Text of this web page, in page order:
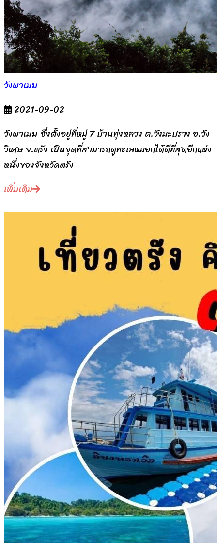
วังผาเมฆ
2021-09-02
วังผาเมฆ ซึ่งตั้งอยู่ที่หมู่ 7 บ้านทุ่งหลวง ต.วังมะปราง อ.วัง
วิเศษ จ.ตรัง เป็นจุดที่สามารถดูทะเลหมอกได้ดีที่สุดอีกแห่ง
หนึ่งของจังหวัดตรัง
เพิ่มเติม